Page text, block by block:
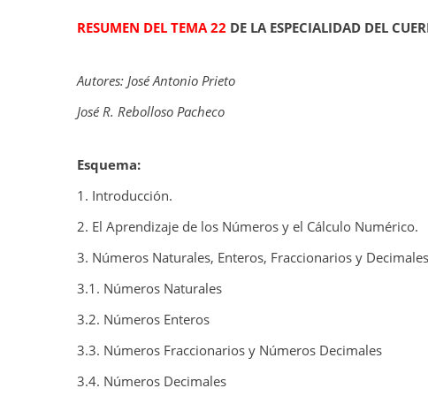
RESUMEN DEL TEMA 22 DE LA ESPECIALIDAD DEL
Autores: José Antonio Prieto
José R. Rebolloso Pacheco
Esquema:
1. Introducción.
2. El Aprendizaje de los Números y el Cálculo Numérico.
3. Números Naturales, Enteros, Fraccionarios y
3.1. Números Naturales
3.2. Números Enteros
3.3. Números Fraccionarios y Números Decimales
3.4. Números Decimales